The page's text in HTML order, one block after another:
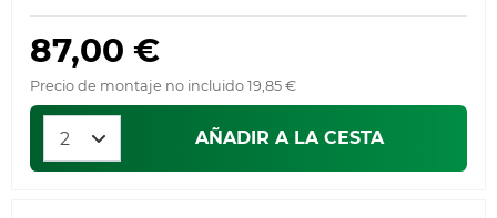
87,00 €
Precio de montaje no incluido 19,85 €
AÑADIR A LA CESTA